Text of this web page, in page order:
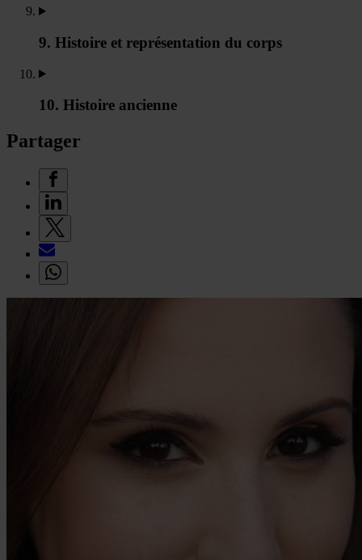
9. Histoire et représentation du corps
10. Histoire ancienne
Partager